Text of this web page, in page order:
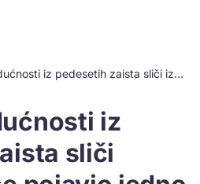
Telefon budućnosti iz pedesetih zaista sliči izumu koji se pojavio jedno desetljeće kasnije
iz
sliči